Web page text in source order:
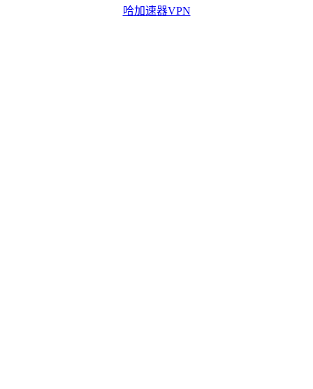
哈加速器VPN